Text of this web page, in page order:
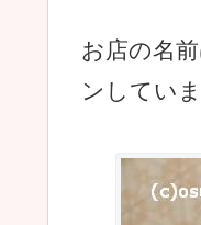
お店の名前
ンしていま